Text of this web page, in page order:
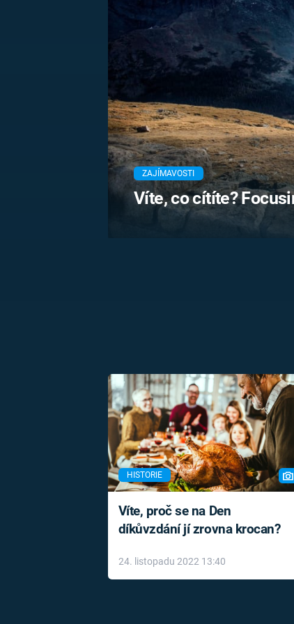
PRVNÍ SVĚTOVÁ
MARIE TEREZIE
NAPOLEON
BONAPARTE
BRITSKÁ
KRÁLOVSKÁ
RODINA
ZAJÍMAVOSTI
Víte, co cítíte?
HISTORIE
Víte, proč se na Den
díkůvzdání jí zrovna krocan?
24. listopadu 2022 13:40